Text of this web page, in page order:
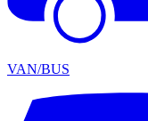
VAN/BUS